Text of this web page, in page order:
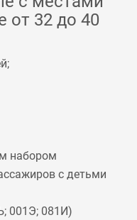
от 32 до 40
набором
с детьми
; 001Э; 081И)